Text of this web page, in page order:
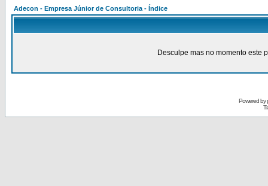
Adecon - Empresa Júnior de Consultoria - Índice
Desculpe mas no momento este
Powered by